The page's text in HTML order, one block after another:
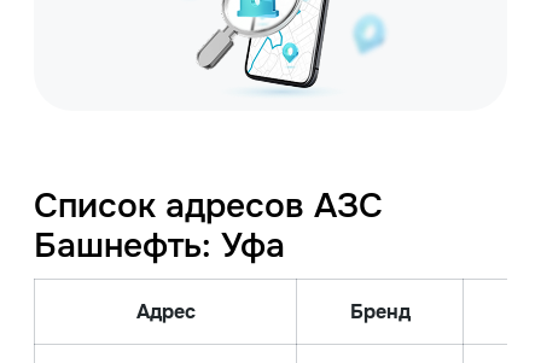
Список адресов АЗС
Башнефть: Уфа
Адрес Бренд